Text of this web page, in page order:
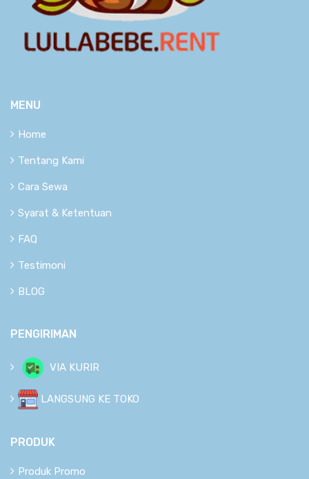
MENU
Home
Tentang Kami
Cara Sewa
Syarat & Ketentuan
FAQ
Testimoni
BLOG
PENGIRIMAN
VIA KURIR
LANGSUNG KE TOKO
PRODUK
Produk Promo